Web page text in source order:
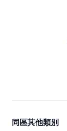
同區其他類別